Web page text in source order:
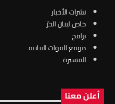
نشرات الأخبار
خاص لبنان الحرّ
برامج
موقع القوات البنانية
المسيرة
أعلن معنا